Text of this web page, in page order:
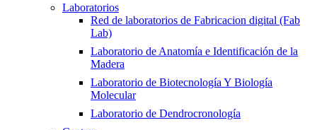
Laboratorios
Red de laboratorios de Fabricacion digital (Fab
Lab)
Laboratorio de Anatomía e Identificación de la
Madera
Laboratorio de Biotecnología Y Biología
Molecular
Laboratorio de Dendrocronología